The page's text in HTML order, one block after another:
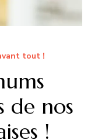
tout !
de nos
!